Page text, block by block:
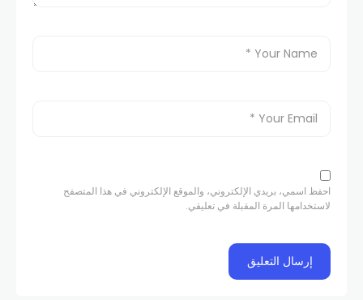
احفظ اسمي، بريدي الإلكتروني، والموقع الإلكتروني في هذا المتصفح
لاستخدامها المرة المقبلة في تعليقي.